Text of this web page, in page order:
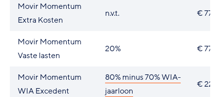
Movir Momentum
Extra Kosten
n.v.t. €
Movir Momentum
Vaste lasten
20% €
Movir Momentum
WIA Excedent
80% minus 70% WIA-
jaarloon
€